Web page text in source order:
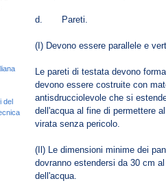
d. Pareti.
(I) Devono essere parallele e
Le pareti di testata devono
devono essere costruite con
antisdrucciolevole che si
dell'acqua al fine di permettere
virata senza pericolo.
(Il) Le dimensioni minime dei
dovranno estendersi da 30 cm
dell'acqua.